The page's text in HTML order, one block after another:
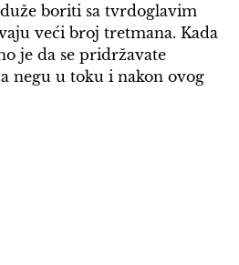
boriti sa tvrdoglavim
veći broj tretmana. Kada
je da se pridržavate
negu u toku i nakon ovog